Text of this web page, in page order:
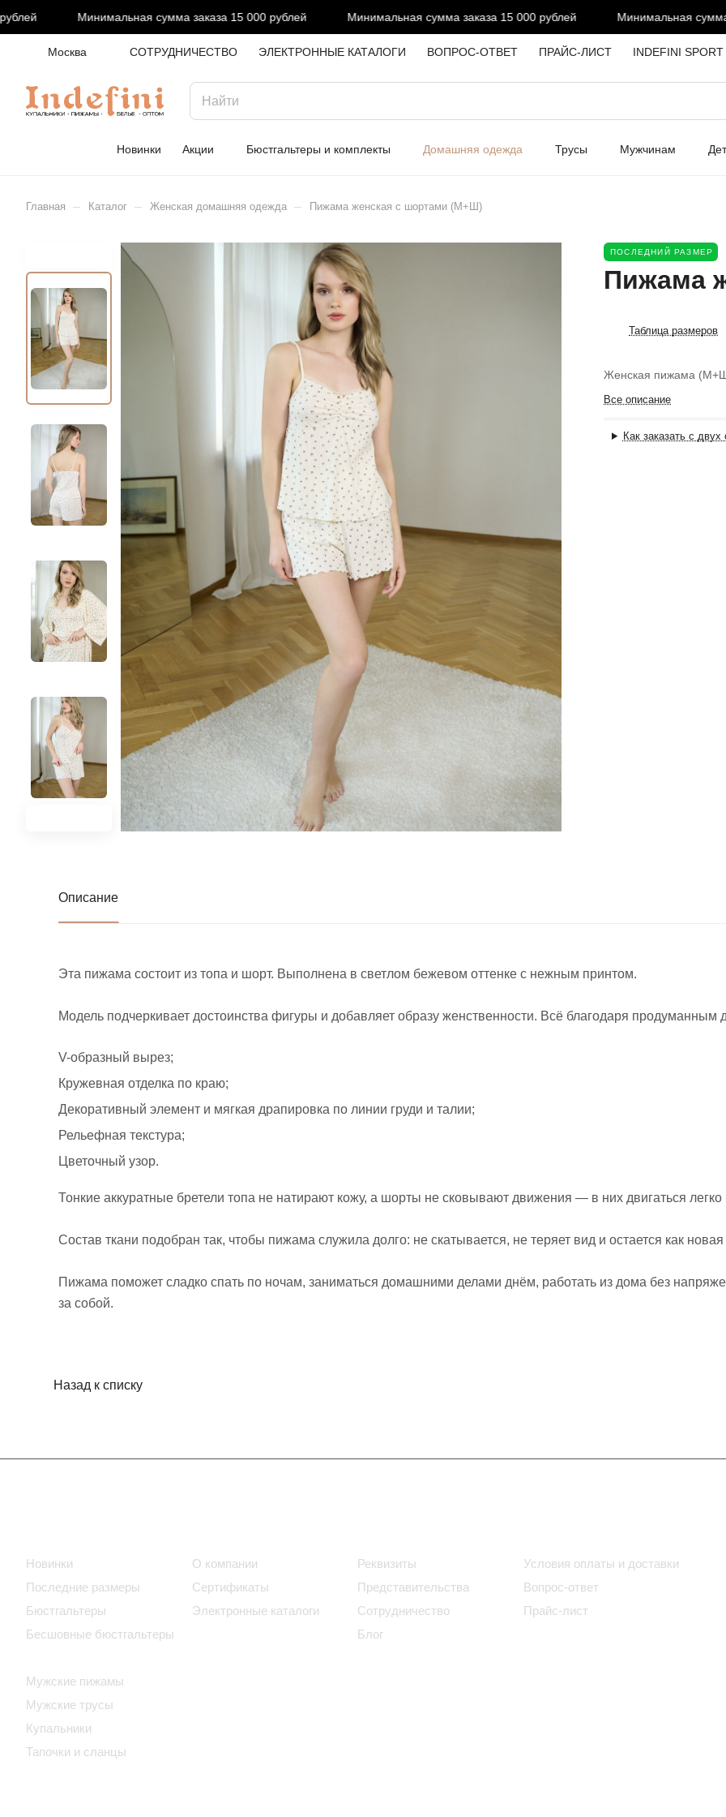
Минимальная сумма заказа 15 000 рублей Минимальная сумма заказа 15 000 рублей Минимальная сумма
Москва СОТРУДНИЧЕСТВО ЭЛЕКТРОННЫЕ КАТАЛОГИ ВОПРОС-ОТВЕТ ПРАЙС-ЛИСТ INDEFINI SPORT
Новинки Акции Бюстгальтеры и комплекты Домашняя одежда Трусы Мужчинам
Главная – Каталог – Женская домашняя одежда – Пижама женская с шортами (М+Ш)
ПОСЛЕДНИЙ РАЗМЕР
Пижама
Таблица размеров
Женская пижама
Все описание
Как заказать с двух
Описание
Эта пижама состоит из топа и шорт. Выполнена в светлом бежевом оттенке с нежным принтом.
Модель подчеркивает достоинства фигуры и добавляет образу женственности. Всё благодаря продуманным
V-образный вырез;
Кружевная отделка по краю;
Декоративный элемент и мягкая драпировка по линии груди и талии;
Рельефная текстура;
Цветочный узор.
Тонкие аккуратные бретели топа не натирают кожу, а шорты не сковывают движения — в них двигаться легко
Состав ткани подобран так, чтобы пижама служила долго: не скатывается, не теряет вид и остается как
Пижама поможет сладко спать по ночам, заниматься домашними делами днём, работать из дома без
за собой.
Назад к списку
Новинки
Последние размеры
Бюстгальтеры
Бесшовные бюстгальтеры
Мужские пижамы
Мужские трусы
Купальники
Тапочки и сланцы
О компании
Сертификаты
Электронные каталоги
Реквизиты
Представительства
Сотрудничество
Блог
Условия оплаты и доставки
Вопрос-ответ
Прайс-лист